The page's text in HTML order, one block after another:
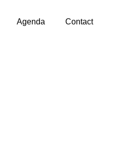
Agenda Contact